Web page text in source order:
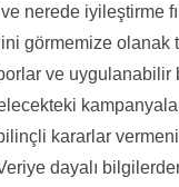
ve nerede iyileştirme
görmemize olanak
ve uygulanabilir
kararlar
dayalı